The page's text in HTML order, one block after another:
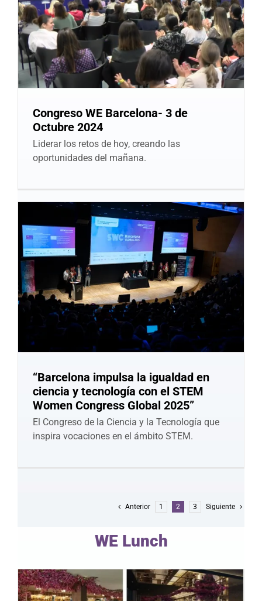
Congreso WE Barcelona- 3 de
Octubre 2024
Liderar los retos de hoy, creando las
oportunidades del mañana.
“Barcelona impulsa la igualdad en
ciencia y tecnología con el STEM
Women Congress Global 2025”
El Congreso de la Ciencia y la Tecnología que
inspira vocaciones en el ámbito STEM.
Anterior 1 2 3 Siguiente
WE Lunch